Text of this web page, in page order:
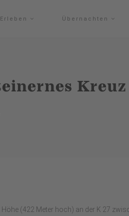
Erleben Übernachten
Kreuz
(422 Meter hoch) an der K 27